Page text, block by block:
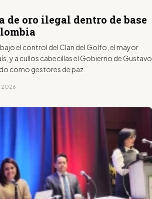
de oro ilegal dentro de base
el control del Clan del Golfo, el mayor
y a cullos cabecillas el Gobierno de Gustavo
como gestores de paz.
2026